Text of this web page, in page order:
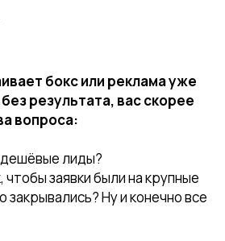
бокс или реклама уже
результата, вас скорее
вопроса:
дешёвые лиды?
чтобы заявки были на крупные
закрывались? Ну и конечно все